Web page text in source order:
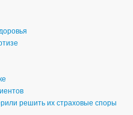
решить их страховые споры